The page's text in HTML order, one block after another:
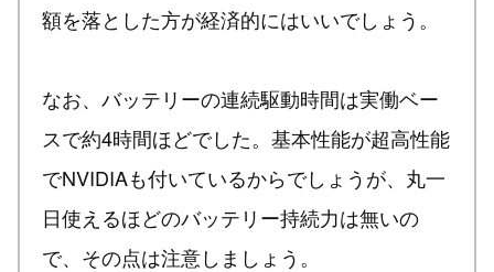
額を落とした方が経済的にはいいでしょう。
なお、バッテリーの連続駆動時間は実働ベー
スで約4時間ほどでした。基本性能が超高性能
でNVIDIAも付いているからでしょうが、丸一
日使えるほどのバッテリー持続力は無いの
で、その点は注意しましょう。